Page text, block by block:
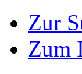
Zur
Zum